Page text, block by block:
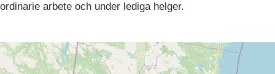
ordinarie arbete och under lediga helger.